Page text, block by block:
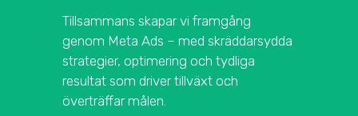
Tillsammans skapar vi framgång
genom Meta Ads – med skräddarsydda
strategier, optimering och tydliga
resultat som driver tillväxt och
överträffar målen.